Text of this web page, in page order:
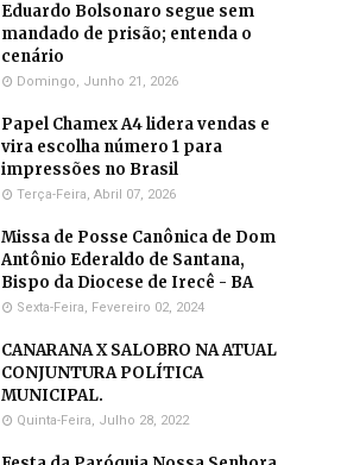
Eduardo Bolsonaro segue sem
mandado de prisão; entenda o
cenário
Domingo, Junho 21, 2026
Papel Chamex A4 lidera vendas e
vira escolha número 1 para
impressões no Brasil
Terça-Feira, Abril 07, 2026
Missa de Posse Canônica de Dom
Antônio Ederaldo de Santana,
Bispo da Diocese de Irecê - BA
Sexta-Feira, Fevereiro 02, 2024
CANARANA X SALOBRO NA ATUAL
CONJUNTURA POLÍTICA
MUNICIPAL.
Quinta-Feira, Julho 28, 2022